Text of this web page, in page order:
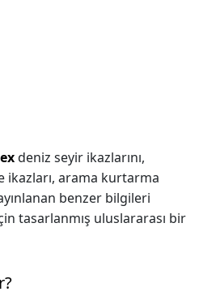
deniz seyir ikazlarını,
arama kurtarma
benzer bilgileri
tasarlanmış uluslararası bir